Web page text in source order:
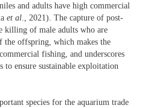
and adults have high commercial
et al ., 2021). The capture of post-
killing of male adults who are
the offspring, which makes the
fishing, and underscores
to ensure sustainable exploitation
species for the aquarium trade